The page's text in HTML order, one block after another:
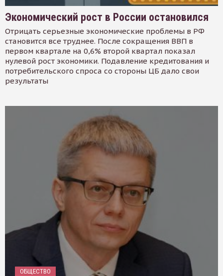
Экономический рост в России остановился
Отрицать серьезные экономические проблемы в РФ
становится все труднее. После сокращения ВВП в
первом квартале на 0,6% второй квартал показал
нулевой рост экономики. Подавление кредитования и
потребительского спроса со стороны ЦБ дало свои
результаты
ОБЩЕСТВО